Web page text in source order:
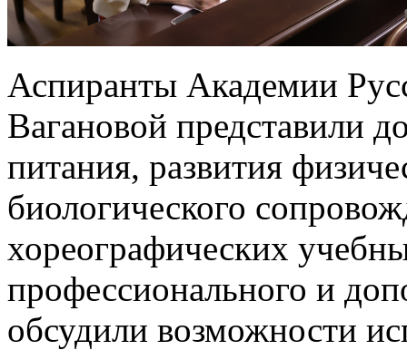
Аспиранты Академии
Вагановой представили
питания, развития
биологического
хореографических
профессионального и
обсудили возможности